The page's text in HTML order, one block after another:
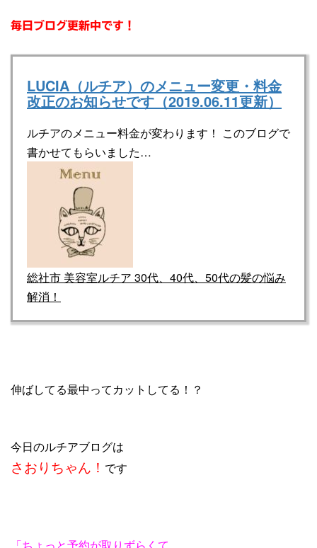
毎日ブログ更新中です！
LUCIA（ルチア）のメニュー変更・料金
改正のお知らせです（2019.06.11更新）
ルチアのメニュー料金が変わります！ このブログで
書かせてもらいました…
総社市 美容室ルチア 30代、40代、50代の髪の悩み
解消！
伸ばしてる最中ってカットしてる！？
今日のルチアブログは
さおりちゃん！ です
「ちょっと予約が取りずらくて